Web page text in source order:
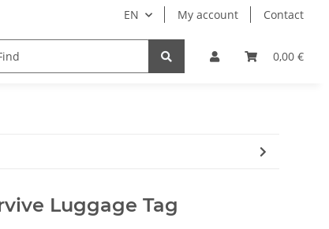
EN My account Contact
0,00 €
Luggage Tag Ticket bags Manuals
Luggage Tag